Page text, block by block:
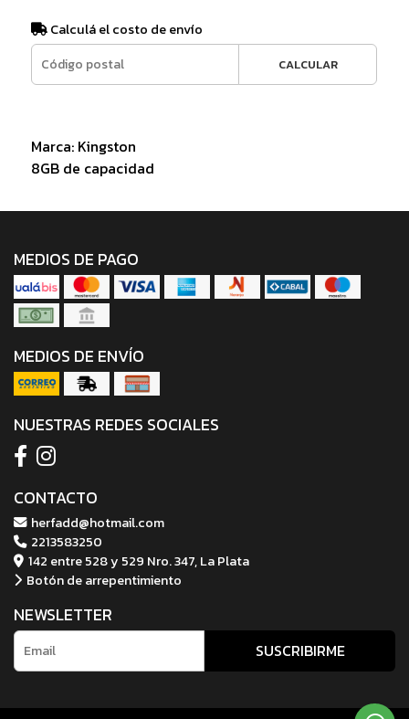
Calculá el costo de envío
CALCULAR
Marca: Kingston
8GB de capacidad
MEDIOS DE PAGO
MEDIOS DE ENVÍO
NUESTRAS REDES SOCIALES
CONTACTO
herfadd@hotmail.com
2213583250
142 entre 528 y 529 Nro. 347, La Plata
Botón de arrepentimiento
NEWSLETTER
SUSCRIBIRME